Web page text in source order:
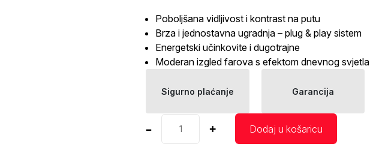
Poboljšana vidljivost i kontrast na putu
Brza i jednostavna ugradnja – plug & play sistem
Energetski učinkovite i dugotrajne
Moderan izgled farova s efektom dnevnog svjetla
Sigurno plaćanje Garancija
– LED
auto
+ Dodaj u košaricu